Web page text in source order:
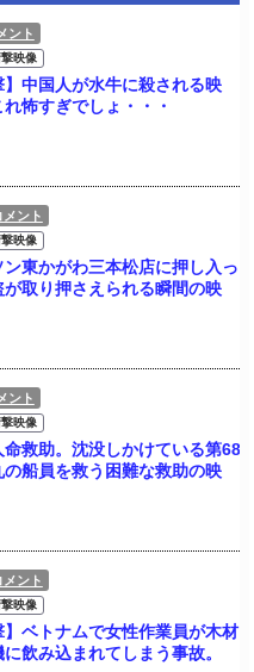
ント
映像
】中国人が水牛に殺される映
怖すぎでしょ・・・
メント
映像
ン東かがわ三本松店に押し入っ
が取り押さえられる瞬間の映
ント
映像
命救助。沈没しかけている第68
の船員を救う困難な救助の映
メント
映像
】ベトナムで女性作業員が木材
飲み込まれてしまう事故。